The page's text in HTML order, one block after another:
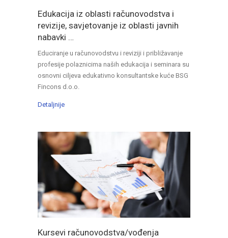
Edukacija iz oblasti računovodstva i
revizije, savjetovanje iz oblasti javnih
nabavki …
Educiranje u računovodstvu i reviziji i približavanje
profesije polaznicima naših edukacija i seminara su
osnovni ciljeva edukativno konsultantske kuće BSG
Fincons d.o.o.
Detaljnije
Kursevi računovodstva/vođenja